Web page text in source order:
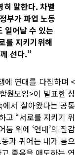
히 말한다. 차별
부가 파업 노동
일어날 수 있는
를 지키기위해
선다.”
에 연대를 다짐하며 <
원모임>이 발표한 성
서 살아왔다는 공통
고 “서로를 지키기 위
위에 ‘연대’의 질감
과 퀴어는 내가 몸으
죽음을 애도하는 연